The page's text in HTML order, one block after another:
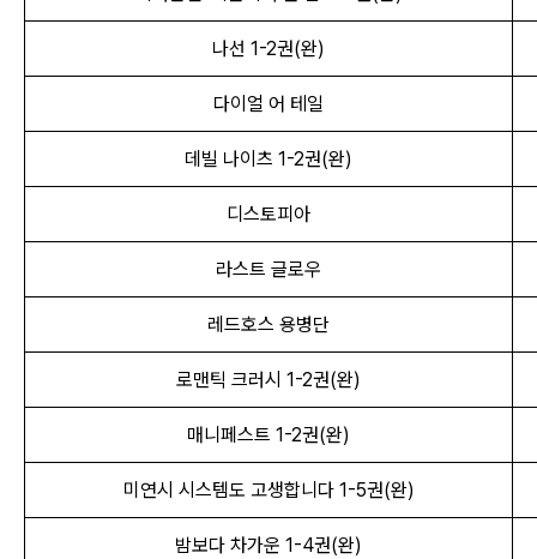
나선 1-2권(완)
다이얼 어 테일
데빌 나이츠 1-2권(완)
디스토피아
라스트 글로우
레드호스 용병단
로맨틱 크러시 1-2권(완)
매니페스트 1-2권(완)
미연시 시스템도 고생합니다 1-5권(완)
밤보다 차가운 1-4권(완)